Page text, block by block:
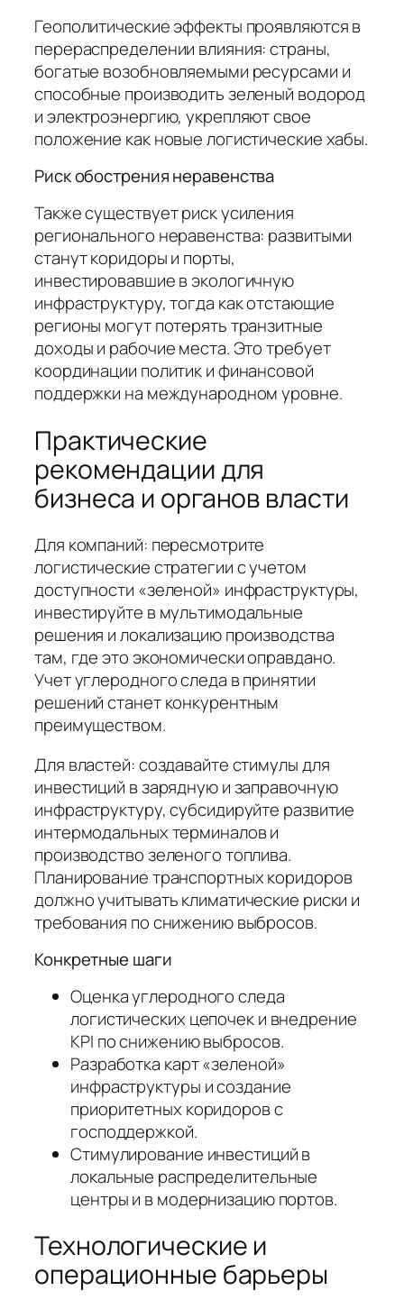
Геополитические эффекты проявляются в
перераспределении влияния: страны,
богатые возобновляемыми ресурсами и
способные производить зеленый водород
и электроэнергию, укрепляют свое
положение как новые логистические хабы.
Риск обострения неравенства
Также существует риск усиления
регионального неравенства: развитыми
станут коридоры и порты,
инвестировавшие в экологичную
инфраструктуру, тогда как отстающие
регионы могут потерять транзитные
доходы и рабочие места. Это требует
координации политик и финансовой
поддержки на международном уровне.
Практические
рекомендации для
бизнеса и органов власти
Для компаний: пересмотрите
логистические стратегии с учетом
доступности «зеленой» инфраструктуры,
инвестируйте в мультимодальные
решения и локализацию производства
там, где это экономически оправдано.
Учет углеродного следа в принятии
решений станет конкурентным
преимуществом.
Для властей: создавайте стимулы для
инвестиций в зарядную и заправочную
инфраструктуру, субсидируйте развитие
интермодальных терминалов и
производство зеленого топлива.
Планирование транспортных коридоров
должно учитывать климатические риски и
требования по снижению выбросов.
Конкретные шаги
Оценка углеродного следа
логистических цепочек и внедрение
KPI по снижению выбросов.
Разработка карт «зеленой»
инфраструктуры и создание
приоритетных коридоров с
господдержкой.
Стимулирование инвестиций в
локальные распределительные
центры и в модернизацию портов.
Технологические и
операционные барьеры